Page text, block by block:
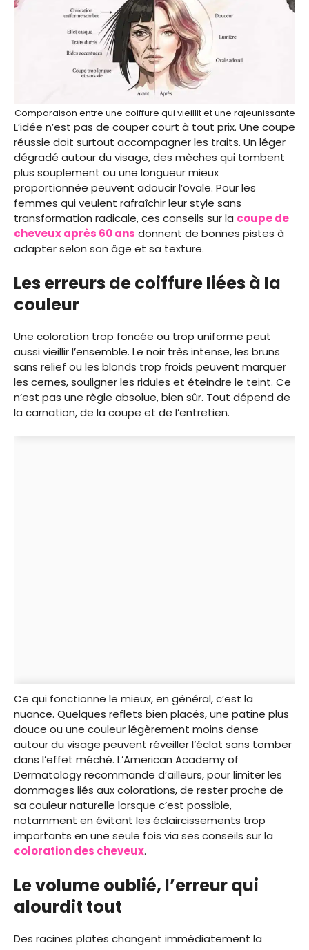
Comparaison entre une coiffure qui vieillit et une rajeunissante
L’idée n’est pas de couper court à tout prix. Une coupe
réussie doit surtout accompagner les traits. Un léger
dégradé autour du visage, des mèches qui tombent
plus souplement ou une longueur mieux
proportionnée peuvent adoucir l’ovale. Pour les
femmes qui veulent rafraîchir leur style sans
transformation radicale, ces conseils sur la coupe de
cheveux après 60 ans donnent de bonnes pistes à
adapter selon son âge et sa texture.
Les erreurs de coiffure liées à la
couleur
Une coloration trop foncée ou trop uniforme peut
aussi vieillir l’ensemble. Le noir très intense, les bruns
sans relief ou les blonds trop froids peuvent marquer
les cernes, souligner les ridules et éteindre le teint. Ce
n’est pas une règle absolue, bien sûr. Tout dépend de
la carnation, de la coupe et de l’entretien.
Ce qui fonctionne le mieux, en général, c’est la
nuance. Quelques reflets bien placés, une patine plus
douce ou une couleur légèrement moins dense
autour du visage peuvent réveiller l’éclat sans tomber
dans l’effet méché. L’American Academy of
Dermatology recommande d’ailleurs, pour limiter les
dommages liés aux colorations, de rester proche de
sa couleur naturelle lorsque c’est possible,
notamment en évitant les éclaircissements trop
importants en une seule fois via ses conseils sur la
coloration des cheveux.
Le volume oublié, l’erreur qui
alourdit tout
Des racines plates changent immédiatement la